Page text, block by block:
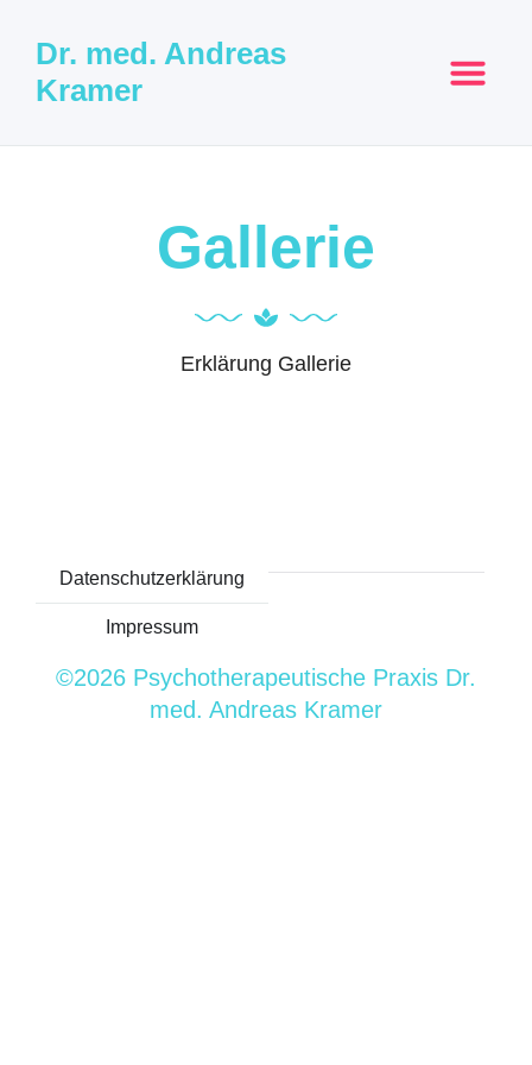
Dr. med. Andreas
Kramer
Gallerie
Erklärung Gallerie
Datenschutzerklärung
Impressum
©2026 Psychotherapeutische Praxis Dr.
med. Andreas Kramer